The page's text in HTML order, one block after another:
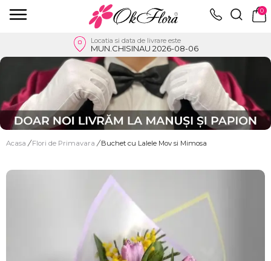
0
Locatia si data de livrare este
MUN.CHISINAU 2026-08-06
Acasa / Flori de Primavara / Buchet cu Lalele Mov si Mimosa